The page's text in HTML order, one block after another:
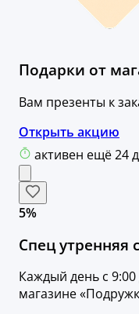
Подарки от
Вам презенты к
Открыть акцию
активен ещё 24
5%
Спец утренняя
Каждый день с 9:00
магазине